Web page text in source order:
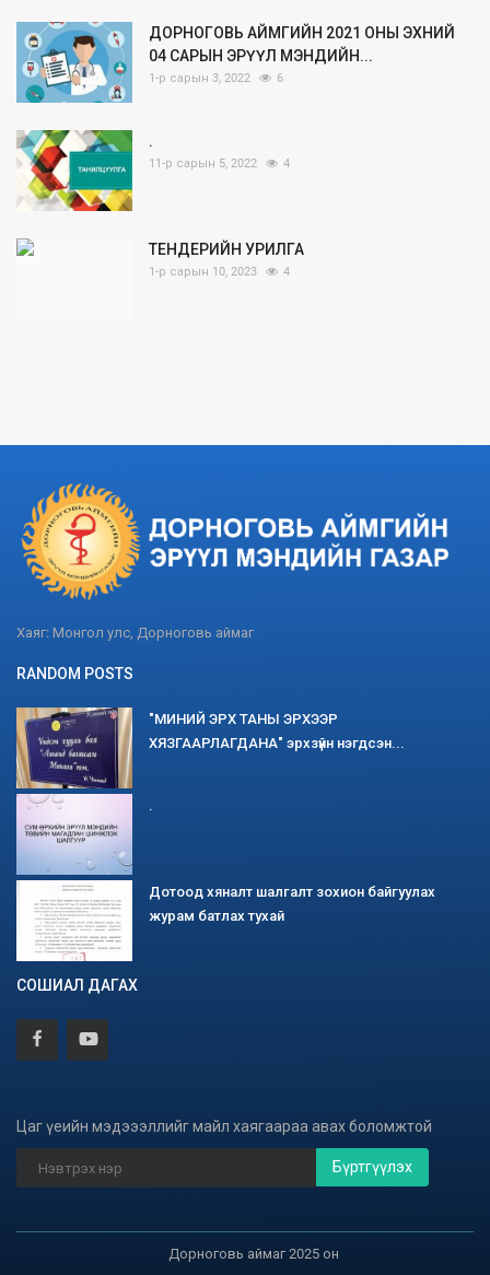
ДОРНОГОВЬ АЙМГИЙН 2021 ОНЫ ЭХНИЙ
04 САРЫН ЭРҮҮЛ МЭНДИЙН...
1-р сарын 3, 2022 6
.
11-р сарын 5, 2022 4
ТЕНДЕРИЙН УРИЛГА
1-р сарын 10, 2023 4
Хаяг: Монгол улс, Дорноговь аймаг
RANDOM POSTS
"МИНИЙ ЭРХ ТАНЫ ЭРХЭЭР
ХЯЗГААРЛАГДАНА" эрхзүйн нэгдсэн...
.
Дотоод хяналт шалгалт зохион байгуулах
журам батлах тухай
СОШИАЛ ДАГАХ
Цаг үеийн мэдэээллийг майл хаягаараа авах боломжтой
Бүртгүүлэх
Дорноговь аймаг 2025 он